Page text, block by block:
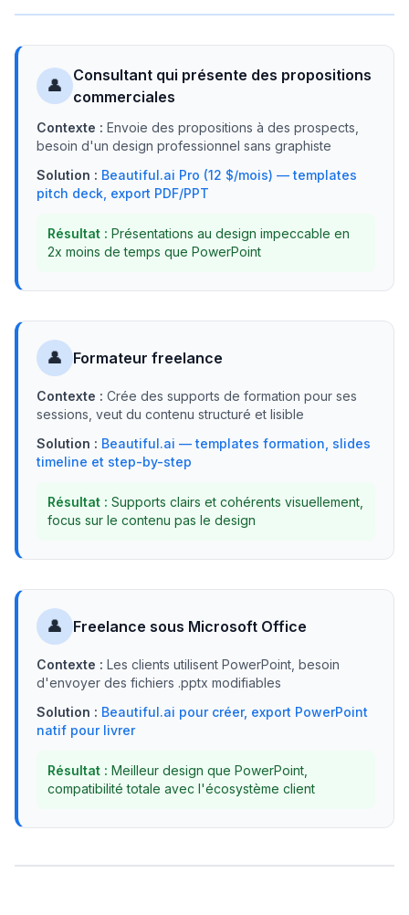
👤
Consultant qui présente des propositions
commerciales
Contexte : Envoie des propositions à des prospects,
besoin d'un design professionnel sans graphiste
Solution : Beautiful.ai Pro (12 $/mois) — templates
pitch deck, export PDF/PPT
Résultat : Présentations au design impeccable en
2x moins de temps que PowerPoint
👤 Formateur freelance
Contexte : Crée des supports de formation pour ses
sessions, veut du contenu structuré et lisible
Solution : Beautiful.ai — templates formation, slides
timeline et step-by-step
Résultat : Supports clairs et cohérents visuellement,
focus sur le contenu pas le design
👤 Freelance sous Microsoft Office
Contexte : Les clients utilisent PowerPoint, besoin
d'envoyer des fichiers .pptx modifiables
Solution : Beautiful.ai pour créer, export PowerPoint
natif pour livrer
Résultat : Meilleur design que PowerPoint,
compatibilité totale avec l'écosystème client